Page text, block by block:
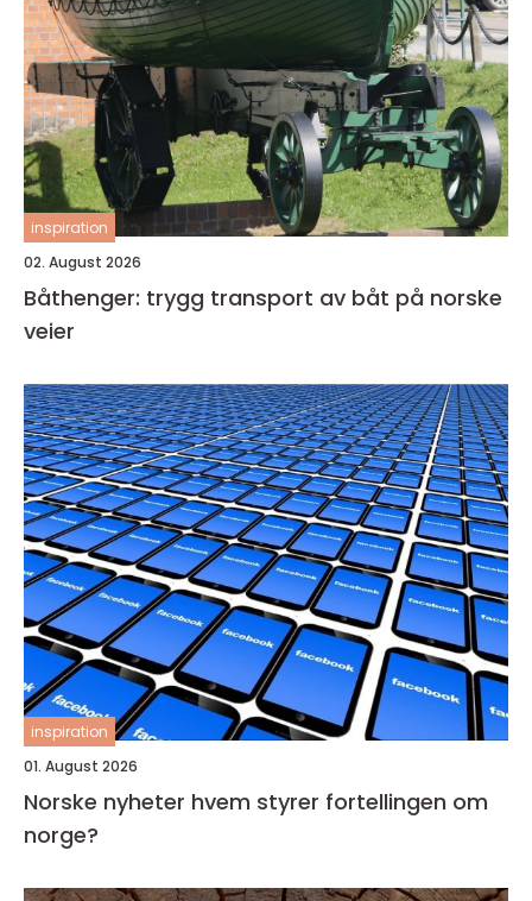
inspiration
02. August 2026
Båthenger: trygg transport av båt på norske
veier
inspiration
01. August 2026
Norske nyheter hvem styrer fortellingen om
norge?